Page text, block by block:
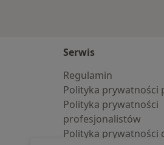
Serwis
Regulamin
Polityka prywatności
Polityka prywatności
profesjonalistów
Polityka prywatności